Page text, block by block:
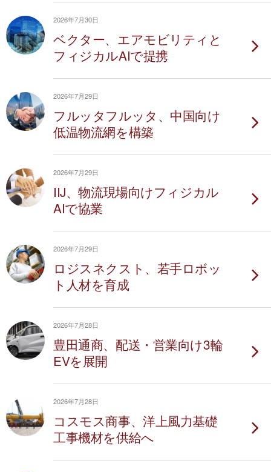
2026年7月30日
ベクター、エアモビリティと
フィジカルAIで提携
2026年7月29日
フルッタフルッタ、中国向け
低温物流網を構築
2026年7月29日
IIJ、物流現場向けフィジカル
AIで協業
2026年7月29日
ロジスネクスト、若手ロボッ
ト人材を育成
2026年7月28日
豊田通商、配送・営業向け3輪
EVを展開
2026年7月28日
コスモス商事、洋上風力基礎
工事機材を供給へ